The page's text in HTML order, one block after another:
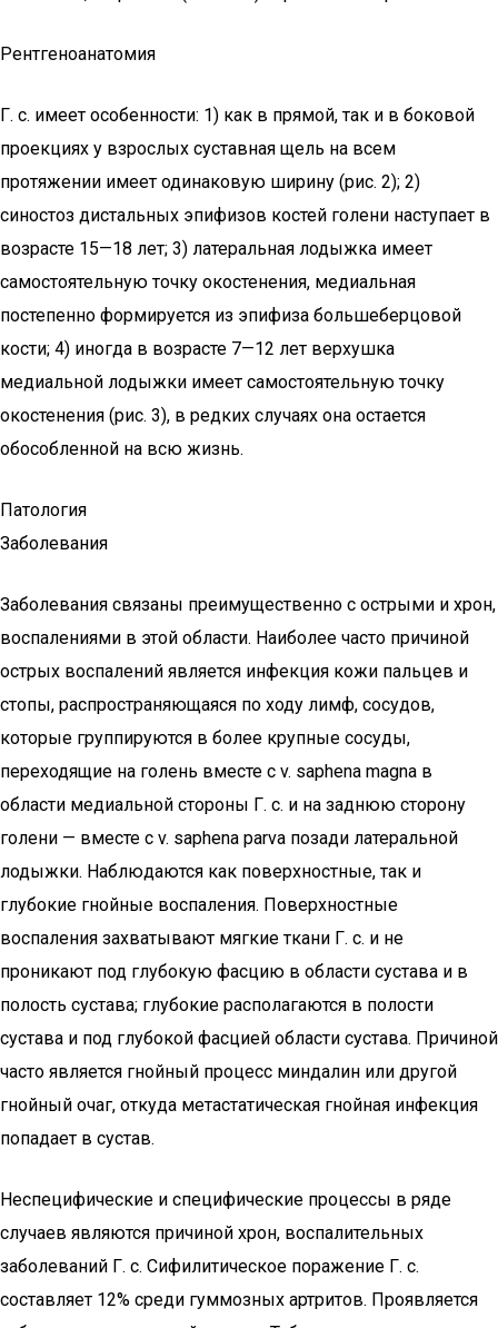
Рентгеноанатомия
Г. с. имеет особенности: 1) как в прямой, так и в боковой
проекциях у взрослых суставная щель на всем
протяжении имеет одинаковую ширину (рис. 2); 2)
синостоз дистальных эпифизов костей голени наступает в
возрасте 15—18 лет; 3) латеральная лодыжка имеет
самостоятельную точку окостенения, медиальная
постепенно формируется из эпифиза большеберцовой
кости; 4) иногда в возрасте 7—12 лет верхушка
медиальной лодыжки имеет самостоятельную точку
окостенения (рис. 3), в редких случаях она остается
обособленной на всю жизнь.
Патология
Заболевания
Заболевания связаны преимущественно с острыми и хрон,
воспалениями в этой области. Наиболее часто причиной
острых воспалений является инфекция кожи пальцев и
стопы, распространяющаяся по ходу лимф, сосудов,
которые группируются в более крупные сосуды,
переходящие на голень вместе с v. saphena magna в
области медиальной стороны Г. с. и на заднюю сторону
голени — вместе с v. saphena parva позади латеральной
лодыжки. Наблюдаются как поверхностные, так и
глубокие гнойные воспаления. Поверхностные
воспаления захватывают мягкие ткани Г. с. и не
проникают под глубокую фасцию в области сустава и в
полость сустава; глубокие располагаются в полости
сустава и под глубокой фасцией области сустава. Причиной
часто является гнойный процесс миндалин или другой
гнойный очаг, откуда метастатическая гнойная инфекция
попадает в сустав.
Неспецифические и специфические процессы в ряде
случаев являются причиной хрон, воспалительных
заболеваний Г. с. Сифилитическое поражение Г. с.
составляет 12% среди гуммозных артритов. Проявляется